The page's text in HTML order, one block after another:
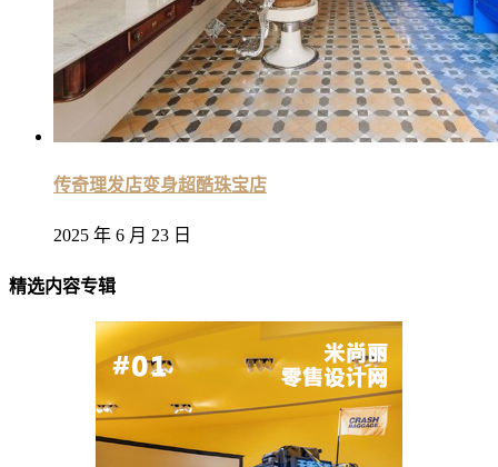
传奇理发店变身超酷珠宝店
2025 年 6 月 23 日
精选内容专辑